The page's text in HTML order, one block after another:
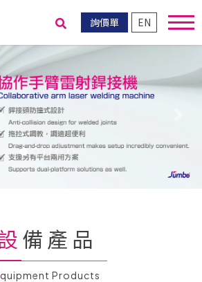
詢價單 EN
送出搜尋
設備產品
Equipment Products